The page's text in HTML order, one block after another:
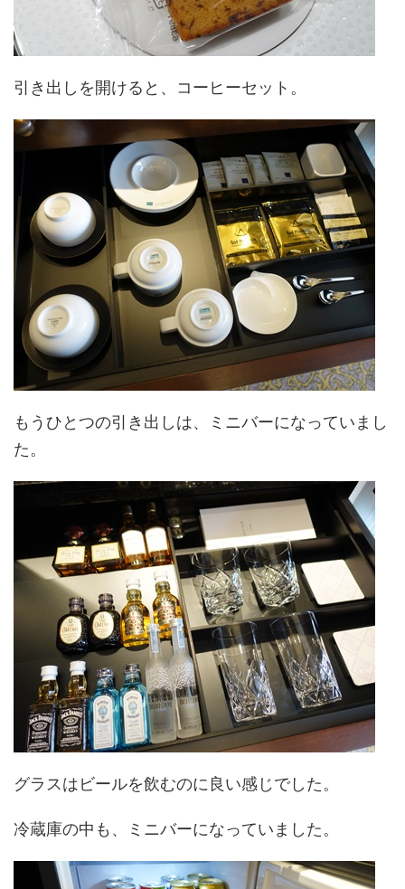
引き出しを開けると、コーヒーセット。
もうひとつの引き出しは、ミニバーになっていまし
た。
グラスはビールを飲むのに良い感じでした。
冷蔵庫の中も、ミニバーになっていました。